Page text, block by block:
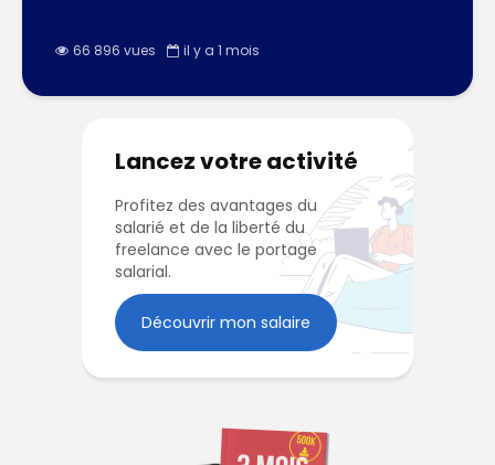
66 896 vues il y a 1 mois
Lancez votre activité
Profitez des avantages du
salarié et de la liberté du
freelance avec le portage
salarial.
Découvrir mon salaire